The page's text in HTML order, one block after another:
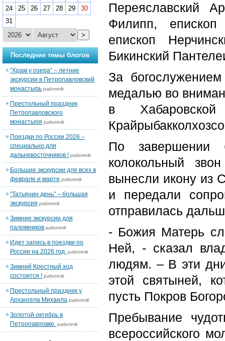
Переяславский
Филипп, епископ
епископ
Бикинский
За
медалью во
в Хабаровской
По завершении
колокольный
вынесли икону из
и передали
отправилась
- Божия Матерь
Ней, - сказал
людям. – В эти
этой святыней,
пусть Покров
Пребывание
всероссийского
24
25 26 27 28 29
30
31
>
Последние темы блогов
“Храм у озера” – летние
экскурсии в Петропавловский
монастырь palomnik
Престольный праздник
Петропавловского
монастыря palomnik
Поездки по России 2026 –
специально для
дальневосточников ! palomnik
Большие экскурсии для всех в
феврале и марте palomnik
“Татьянин день” – большая
экскурсия palomnik
Зимние экскурсии для
паломников palomnik
Идет запись в поездки по
России на 2026 год. palomnik
Зимний Крестный ход
состоится ! palomnik
Престольный праздник у
Архангела Михаила palomnik
Золотой октябрь в
Петропавловке. palomnik